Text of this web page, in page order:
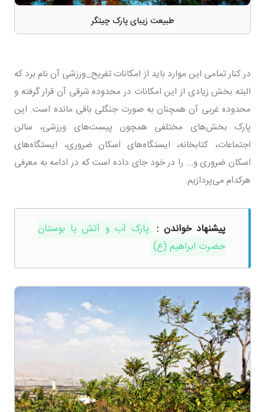
طبیعت زیبای پارک چیتگر
در کنار تمامی این موارد باید از امکانات تفریح_ورزشی آن نام برد که
البته بخش زیادی از این امکانات در محدوده شرقی آن قرار گرفته و
محدوده غربی آن همچنان به صورت جنگلی باقی مانده است. این
پارک بخش‌های مختلفی همچون پیست‌های ورزشی، سالن
اجتماعات، کتابخانه، ایستگاه‌های اسکان ضروری، ایستگاه‌های
اسکان ضروری و... را در خود جای داده است که در ادامه به معرفی
هرکدام می‌پردازیم.
پیشنهاد خواندن : پارک آب و آتش یا بوستان
حضرت ابراهیم (ع)